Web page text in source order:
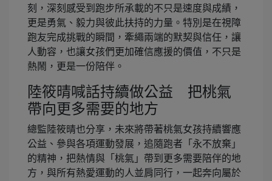
刻，深刻感受到跑步所承載的不只是速度與成績，
更是勇氣、毅力與彼此扶持的力量。特別是在視障
跑友完成挑戰的瞬間，牽繩兩端的默契與信任，讓
人動容，也讓女孩們更加確信應援的價值，不只是
熱鬧，更是一份陪伴。
陸筱晴喊話持續做公益 把桃氣
帶向更多需要的地方
總監陸筱晴也分享，未來將帶著桃氣女孩持續響應
公益、參與各項運動發展，追隨跑者「永不放棄」
的精神，把熱情與「桃氣」帶到更多需要陪伴的地
方，與所有熱愛運動的人並肩同行，一起奔向屬於